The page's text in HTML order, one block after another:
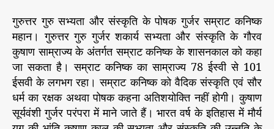
गुरुत्तर गुरु सभ्यता और संस्कृति के पोषक गुर्जर सम्राट कनिष्क
महान। गुरुत्तर गुरु गुर्जर शकार्य सभ्यता और संस्कृति के गौरव
कुषाण साम्राज्य के अंतर्गत सम्राट कनिष्क के शासनकाल को कहा
जा सकता है। सम्राट कनिष्क का साम्राज्य 78 ईस्वी से 101
ईसवी के लगभग रहा। सम्राट कनिष्क को वैदिक संस्कृति एवं सौर
धर्म का रक्षक अथवा पोषक कहना अतिशयोक्ति नहीं होगी। कुषाण
सूर्यवंशी गुर्जर परंपरा में माने जाते हैं। भारत वर्ष के इतिहास में मौर्य